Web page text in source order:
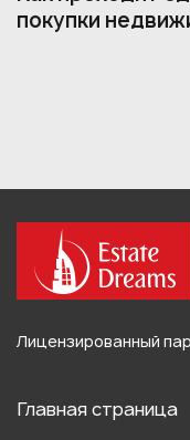
покупки
Лицензированный
Главная страница